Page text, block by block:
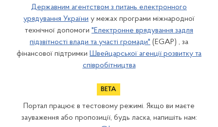
Державним агентством з питань електронного
урядування України у межах програми міжнародної
технічної допомоги "Електронне врядування задля
підзвітності влади та участі громади" (EGAP) , за
фінансової підтримки Швейцарської агенції розвитку та
співробітництва
Портал працює в тестовому режимі. Якщо ви маєте
зауваження або пропозиції, будь ласка, напишіть нам: